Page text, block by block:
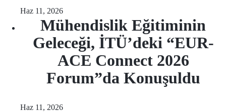
Haz 11, 2026
Mühendislik Eğitiminin
Geleceği, İTÜ’deki “EUR-
ACE Connect 2026
Forum”da Konuşuldu
Haz 11, 2026